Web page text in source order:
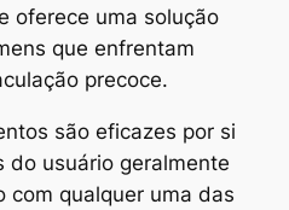
oferece uma solução
que enfrentam
precoce.
são eficazes por si
do usuário geralmente
com qualquer uma das